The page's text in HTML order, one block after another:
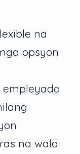
na
opsyon
na wala